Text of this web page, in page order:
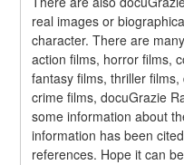
real images or
character. There are
action films, horror films,
fantasy films, thriller
crime films, docuGrazie
some information about
information has been
references. Hope it can